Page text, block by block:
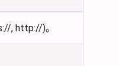
, http://)。